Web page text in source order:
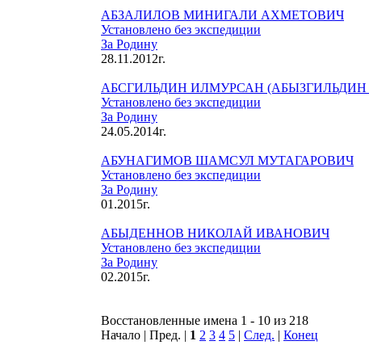
АБЗАЛИЛОВ МИНИГАЛИ АХМЕТОВИЧ
Установлено без экспедиции
За Родину
28.11.2012г.
АБСГИЛЬДИН ИЛМУРСАН (АБЫЗГИЛЬДИН
Установлено без экспедиции
За Родину
24.05.2014г.
АБУНАГИМОВ ШАМСУЛ МУТАГАРОВИЧ
Установлено без экспедиции
За Родину
01.2015г.
АБЫДЕННОВ НИКОЛАЙ ИВАНОВИЧ
Установлено без экспедиции
За Родину
02.2015г.
Восстановленные имена 1 - 10 из 218
Начало | Пред. | 1 2 3 4 5 | След. | Конец